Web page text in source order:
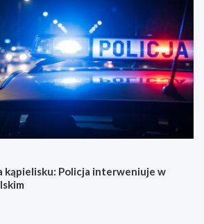
kąpielisku: Policja interweniuje w